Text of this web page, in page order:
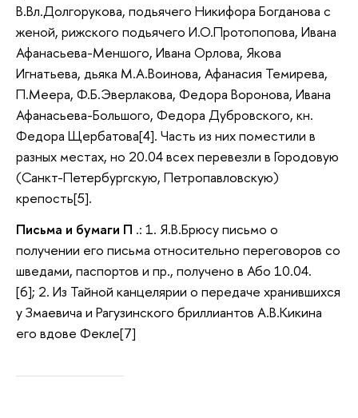
В.Вл.Долгорукова, подьячего Никифора Богданова с
женой, рижского подьячего И.О.Протопопова, Ивана
Афанасьева-Меншого, Ивана Орлова, Якова
Игнатьева, дьяка М.А.Воинова, Афанасия Темирева,
П.Меера, Ф.Б.Эверлакова, Федора Воронова, Ивана
Афанасьева-Большого, Федора Дубровского, кн.
Федора Щербатова[4]. Часть из них поместили в
разных местах, но 20.04 всех перевезли в Городовую
(Санкт-Петербургскую, Петропавловскую)
крепость[5].
Письма и бумаги П .: 1. Я.В.Брюсу письмо о
получении его письма относительно переговоров со
шведами, паспортов и пр., получено в Або 10.04.
[6]; 2. Из Тайной канцелярии о передаче хранившихся
у Змаевича и Рагузинского бриллиантов А.В.Кикина
его вдове Фекле[7]